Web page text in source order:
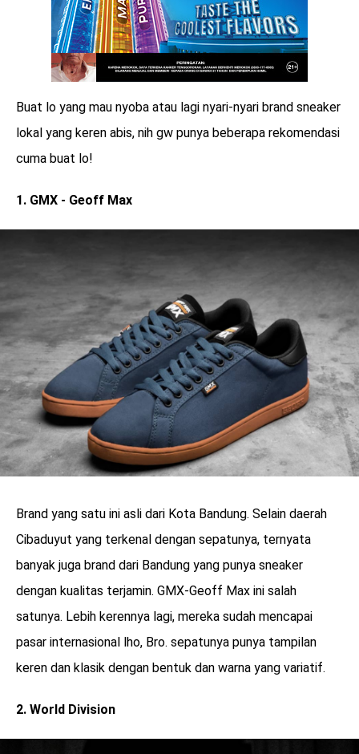
Buat lo yang mau nyoba atau lagi nyari-nyari brand sneaker
lokal yang keren abis, nih gw punya beberapa rekomendasi
cuma buat lo!
1. GMX - Geoff Max
Brand yang satu ini asli dari Kota Bandung. Selain daerah
Cibaduyut yang terkenal dengan sepatunya, ternyata
banyak juga brand dari Bandung yang punya sneaker
dengan kualitas terjamin. GMX-Geoff Max ini salah
satunya. Lebih kerennya lagi, mereka sudah mencapai
pasar internasional lho, Bro. sepatunya punya tampilan
keren dan klasik dengan bentuk dan warna yang variatif.
2. World Division